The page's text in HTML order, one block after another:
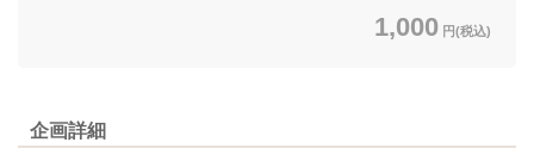
1,000 円(税込)
企画詳細